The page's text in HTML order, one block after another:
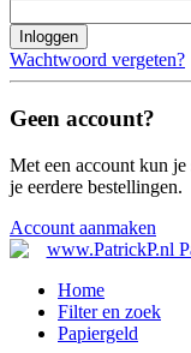
Inloggen
Wachtwoord vergeten?
Geen account?
Met een account kun
je eerdere bestellingen.
Account aanmaken
Home
Filter en zoek
Papiergeld